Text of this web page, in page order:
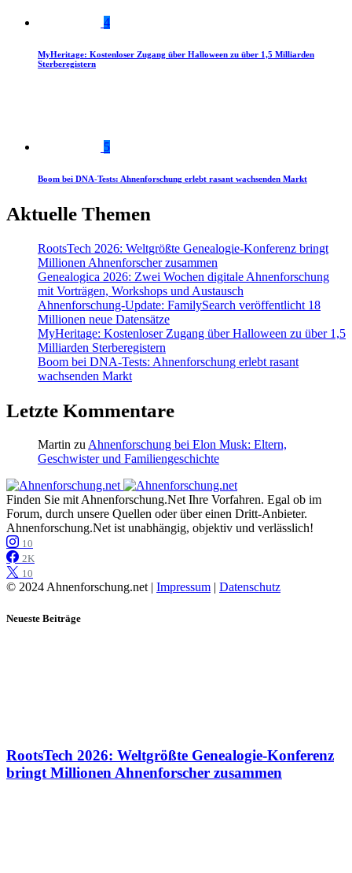
4
MyHeritage: Kostenloser Zugang über Halloween zu über 1,5 Milliarden
Sterberegistern
5
Boom bei DNA-Tests: Ahnenforschung erlebt rasant wachsenden Markt
Aktuelle Themen
RootsTech 2026: Weltgrößte Genealogie-Konferenz bringt
Millionen Ahnenforscher zusammen
Genealogica 2026: Zwei Wochen digitale Ahnenforschung
mit Vorträgen, Workshops und Austausch
Ahnenforschung-Update: FamilySearch veröffentlicht 18
Millionen neue Datensätze
MyHeritage: Kostenloser Zugang über Halloween zu über 1,5
Milliarden Sterberegistern
Boom bei DNA-Tests: Ahnenforschung erlebt rasant
wachsenden Markt
Letzte Kommentare
Martin zuAhnenforschung bei Elon Musk: Eltern,
Geschwister und Familiengeschichte
Finden Sie mit Ahnenforschung.Net Ihre Vorfahren. Egal ob im
Forum, durch unsere Quellen oder über einen Dritt-Anbieter.
Ahnenforschung.Net ist unabhängig, objektiv und verlässlich!
10
2K
10
© 2024 Ahnenforschung.net | Impressum Datenschutz
Neueste Beiträge
RootsTech 2026: Weltgrößte Genealogie-Konferenz
bringt Millionen Ahnenforscher zusammen